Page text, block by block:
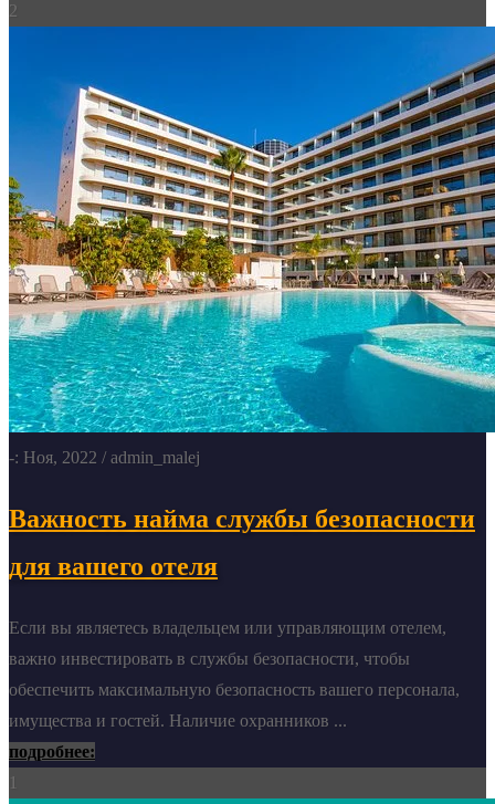
2
-: Ноя, 2022 / admin_malej
Важность найма службы безопасности
для вашего отеля
Если вы являетесь владельцем или управляющим отелем,
важно инвестировать в службы безопасности, чтобы
обеспечить максимальную безопасность вашего персонала,
имущества и гостей. Наличие охранников ...
подробнее:
1